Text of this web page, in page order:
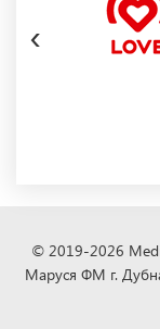
‹
© 2019-2026
Маруся ФМ г.